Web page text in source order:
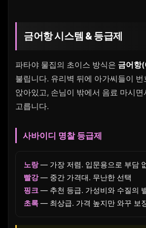
금어항 시스템 & 등급제
파타야 물집의 초이스 방식은 금어항
불립니다. 유리벽 뒤에 아가씨들이 번
앉아있고, 손님이 밖에서 음료 마시면
고릅니다.
사바이디 명찰 등급제
노랑— 가장 저렴. 입문용으로 부담
빨강— 중간 가격대. 무난한 선택
핑크 — 추천 등급. 가성비와 수질의
초록 — 최상급. 가격 높지만 와꾸 보